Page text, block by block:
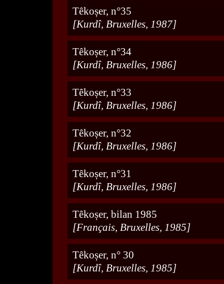
Têkoșer, n°35
[Kurdî, Bruxelles, 1987]
Têkoșer, n°34
[Kurdî, Bruxelles, 1986]
Têkoșer, n°33
[Kurdî, Bruxelles, 1986]
Têkoșer, n°32
[Kurdî, Bruxelles, 1986]
Têkoșer, n°31
[Kurdî, Bruxelles, 1986]
Têkoșer, bilan 1985
[Français, Bruxelles, 1985]
Têkoșer, n° 30
[Kurdî, Bruxelles, 1985]